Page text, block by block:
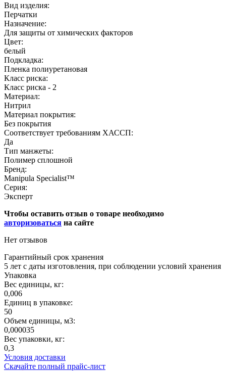
Вид изделия:
Перчатки
Назначение:
Для защиты от химических факторов
Цвет:
белый
Подкладка:
Пленка полиуретановая
Класс риска:
Класс риска - 2
Материал:
Нитрил
Материал покрытия:
Без покрытия
Соответствует требованиям ХАССП:
Да
Тип манжеты:
Полимер сплошной
Бренд:
Manipula Specialist™
Серия:
Эксперт
Чтобы оставить отзыв о товаре необходимо
авторизоваться на сайте
Нет отзывов
Гарантийный срок хранения
5 лет с даты изготовления, при соблюдении условий хранения
Упаковка
Вес единицы, кг:
0,006
Единиц в упаковке:
50
Объем единицы, м3:
0,000035
Вес упаковки, кг:
0,3
Условия доставки
Скачайте полный прайс-лист